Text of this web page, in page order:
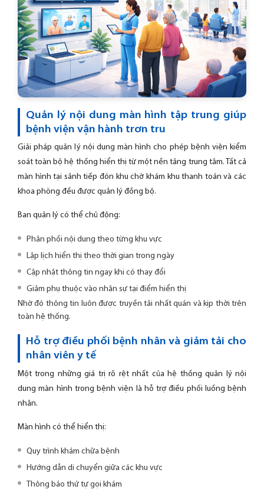
Quản lý nội dung màn hình tập trung giúp
bệnh viện vận hành trơn tru
Giải pháp quản lý nội dung màn hình cho phép bệnh viện kiểm
soát toàn bộ hệ thống hiển thị từ một nền tảng trung tâm. Tất cả
màn hình tại sảnh tiếp đón khu chờ khám khu thanh toán và các
khoa phòng đều được quản lý đồng bộ.
Ban quản lý có thể chủ động:
Phân phối nội dung theo từng khu vực
Lập lịch hiển thị theo thời gian trong ngày
Cập nhật thông tin ngay khi có thay đổi
Giảm phụ thuộc vào nhân sự tại điểm hiển thị
Nhờ đó thông tin luôn được truyền tải nhất quán và kịp thời trên
toàn hệ thống.
Hỗ trợ điều phối bệnh nhân và giảm tải cho
nhân viên y tế
Một trong những giá trị rõ rệt nhất của hệ thống quản lý nội
dung màn hình trong bệnh viện là hỗ trợ điều phối luồng bệnh
nhân.
Màn hình có thể hiển thị:
Quy trình khám chữa bệnh
Hướng dẫn di chuyển giữa các khu vực
Thông báo thứ tự gọi khám